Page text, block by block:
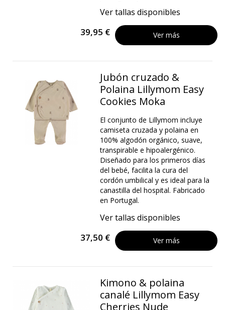
Ver tallas disponibles
39,95 € Ver más
Jubón cruzado &
Polaina Lillymom Easy
Cookies Moka
El conjunto de Lillymom incluye
camiseta cruzada y polaina en
100% algodón orgánico, suave,
transpirable e hipoalergénico.
Diseñado para los primeros días
del bebé, facilita la cura del
cordón umbilical y es ideal para la
canastilla del hospital. Fabricado
en Portugal.
Ver tallas disponibles
37,50 € Ver más
Kimono & polaina
canalé Lillymom Easy
Cherries Nude